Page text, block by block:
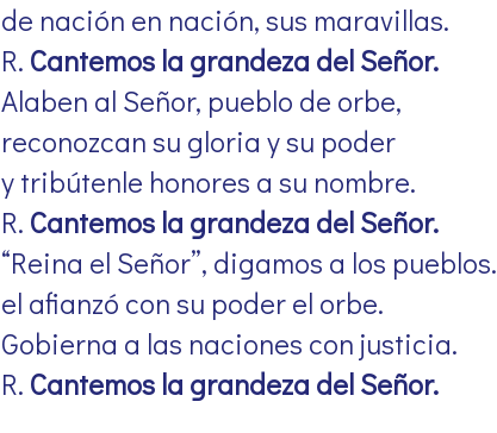
de nación en nación, sus maravillas.
R. Cantemos la grandeza del Señor.
Alaben al Señor, pueblo de orbe,
reconozcan su gloria y su poder
y tribútenle honores a su nombre.
R. Cantemos la grandeza del Señor.
“Reina el Señor”, digamos a los pueblos.
el afianzó con su poder el orbe.
Gobierna a las naciones con justicia.
R. Cantemos la grandeza del Señor.